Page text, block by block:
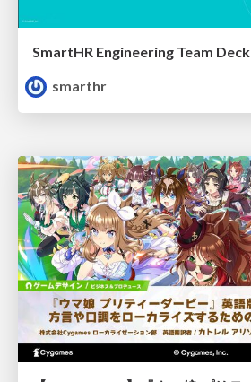
SmartHR Engineering Team Deck
smarthr